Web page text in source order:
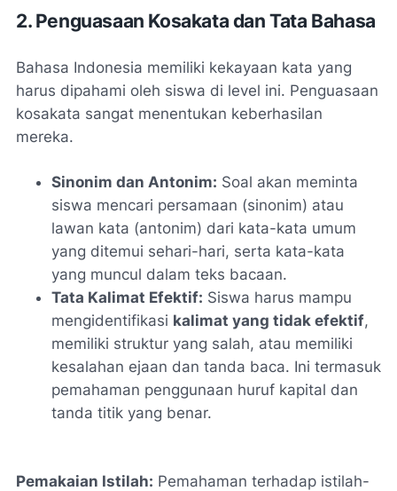
2. Penguasaan Kosakata dan Tata Bahasa
Bahasa Indonesia memiliki kekayaan kata yang
harus dipahami oleh siswa di level ini. Penguasaan
kosakata sangat menentukan keberhasilan
mereka.
Sinonim dan Antonim: Soal akan meminta
siswa mencari persamaan (sinonim) atau
lawan kata (antonim) dari kata-kata umum
yang ditemui sehari-hari, serta kata-kata
yang muncul dalam teks bacaan.
Tata Kalimat Efektif: Siswa harus mampu
mengidentifikasi kalimat yang tidak efektif,
memiliki struktur yang salah, atau memiliki
kesalahan ejaan dan tanda baca. Ini termasuk
pemahaman penggunaan huruf kapital dan
tanda titik yang benar.
Pemakaian Istilah: Pemahaman terhadap istilah-